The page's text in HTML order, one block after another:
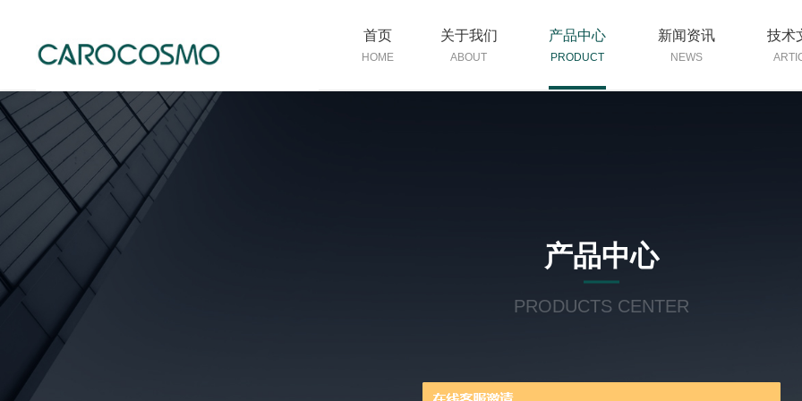
首页
HOME
关于我们
ABOUT
产品中心
PRODUCT
新闻资讯
NEWS
技术
产品中心
PRODUCTS CENTER